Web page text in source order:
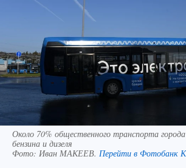
Около 70% общественного транспорта
бензина и дизеля
Фото: Иван МАКЕЕВ. Перейти в Фотобанк